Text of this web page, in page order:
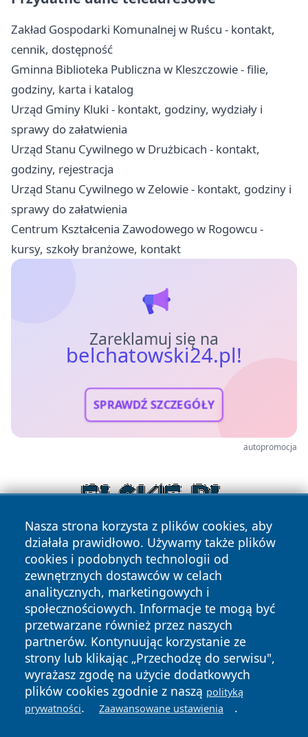
Zakład Gospodarki Komunalnej w Ruścu - kontakt,
cennik, dostępność
Gminna Biblioteka Publiczna w Kleszczowie - filie,
godziny, karta i katalog
Urząd Gminy Kluki - kontakt, godziny, wydziały i
sprawy do załatwienia
Urząd Stanu Cywilnego w Drużbicach - kontakt,
godziny, rejestracja
Urząd Stanu Cywilnego w Zelowie - kontakt, godziny i
sprawy do załatwienia
Centrum Kształcenia Zawodowego w Rogowcu -
kursy, szkoły branżowe, kontakt
Zareklamuj się na
belchatowski24.pl!
SPRAWDŹ SZCZEGÓŁY
autopromocja
Nasza strona korzysta z plików cookies, aby
działała prawidłowo. Używamy także plików
cookies i podobnych technologii od
zewnętrznych dostawców w celach
analitycznych, marketingowych i
społecznościowych. Informacje te mogą być
przetwarzane również przez naszych
partnerów. Kontynuując korzystanie ze
strony lub klikając „Przechodzę do serwisu",
wyrażasz zgodę na użycie dodatkowych
plików cookies zgodnie z naszą polityką
prywatności. Zaawansowane ustawienia .
Copyright © 2026 belchatowski24.pl Wszystkie prawa
zastrzeżone.
News Autorzy
Polityka
Prywatności
Polityka
Cookies